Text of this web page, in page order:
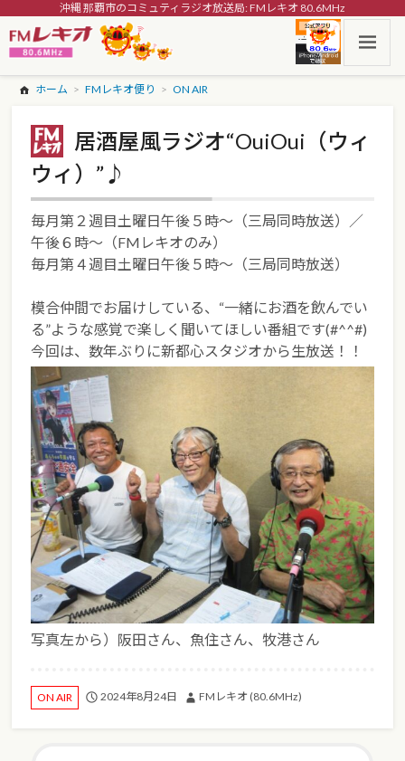
沖縄 那覇市のコミュティラジオ放送局: FMレキオ 80.6MHz
ホーム FMレキオ便り ON AIR
居酒屋風ラジオ“OuiOui（ウィ
ウィ）”♪
毎月第２週目土曜日午後５時～（三局同時放送）／
午後６時～（FMレキオのみ）
毎月第４週目土曜日午後５時～（三局同時放送）
模合仲間でお届けしている、“一緒にお酒を飲んでい
る”ような感覚で楽しく聞いてほしい番組です(#^^#)
今回は、数年ぶりに新都心スタジオから生放送！！
写真左から）阪田さん、魚住さん、牧港さん
ON AIR 2024年8月24日 FMレキオ (80.6MHz)